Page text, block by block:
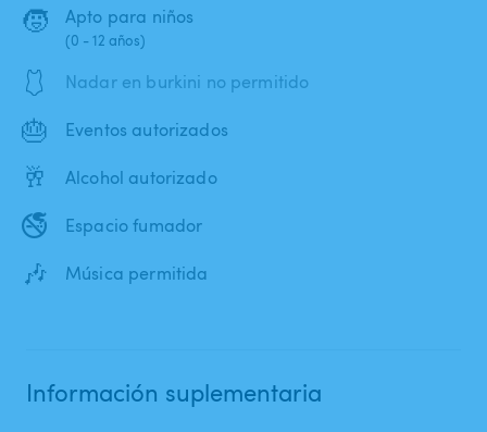
🧒 Apto para niños
(0 - 12 años)
🩱 Nadar en burkini no permitido
🎂 Eventos autorizados
🥂 Alcohol autorizado
🚭 Espacio fumador
🎶 Música permitida
Información suplementaria